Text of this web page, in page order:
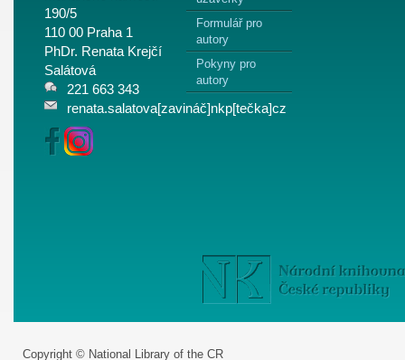
190/5
110 00 Praha 1
PhDr. Renata Krejčí
Salátová
221 663 343
renata.salatova[zavináč]nkp[tečka]cz
Formulář pro
autory
Pokyny pro
autory
Copyright © National Library of the CR